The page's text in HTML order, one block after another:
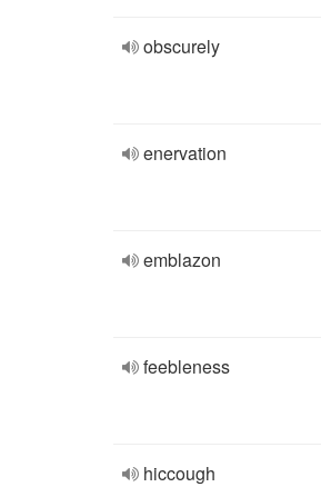
obscurely
enervation
emblazon
feebleness
hiccough